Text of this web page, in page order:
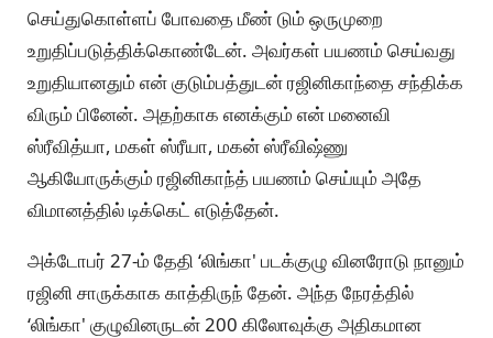
செய்துகொள்ளப் போவதை மீண் டும் ஒருமுறை
உறுதிப்படுத்திக்கொண்டேன். அவர்கள் பயணம் செய்வது
உறுதியானதும் என் குடும்பத்துடன் ரஜினிகாந்தை சந்திக்க
விரும் பினேன். அதற்காக எனக்கும் என் மனைவி
ஸ்ரீவித்யா, மகள் ஸ்ரீயா, மகன் ஸ்ரீவிஷ்ணு
ஆகியோருக்கும் ரஜினிகாந்த் பயணம் செய்யும் அதே
விமானத்தில் டிக்கெட் எடுத்தேன்.
அக்டோபர் 27-ம் தேதி ‘லிங்கா' படக்குழு வினரோடு நானும்
ரஜினி சாருக்காக காத்திருந் தேன். அந்த நேரத்தில்
‘லிங்கா' குழுவினருடன் 200 கிலோவுக்கு அதிகமான